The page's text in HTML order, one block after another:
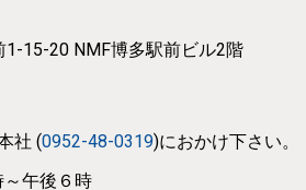
15-20 NMF博多駅前ビル2階
社 (0952-48-0319)におかけ下さい。
午後６時